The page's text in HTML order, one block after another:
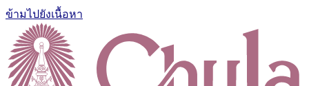
ข้ามไปยังเนื้อหา